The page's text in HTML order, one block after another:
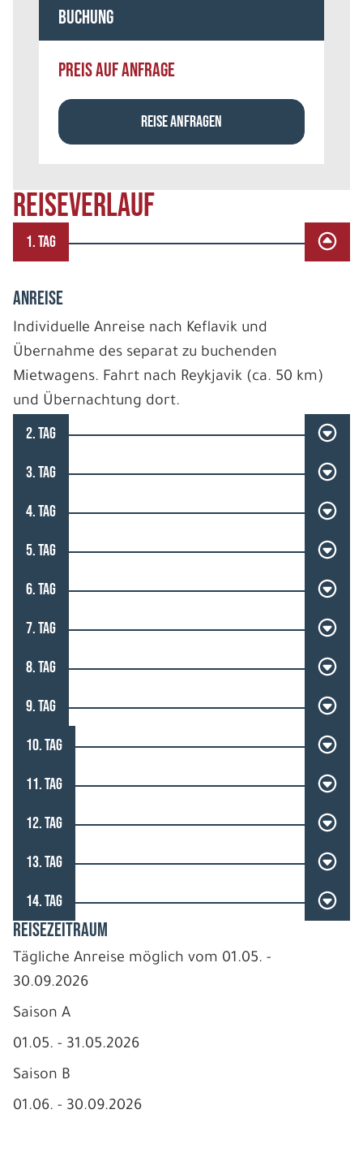
REISEVERLAUF
1. TAG
ANREISE
Individuelle Anreise nach Keflavik und
Übernahme des separat zu buchenden
Mietwagens. Fahrt nach Reykjavik (ca. 50 km)
und Übernachtung dort.
2. TAG
3. TAG
4. TAG
5. TAG
6. TAG
7. TAG
8. TAG
9. TAG
10. TAG
11. TAG
12. TAG
13. TAG
14. TAG
REISEZEITRAUM
Tägliche Anreise möglich vom 01.05. -
30.09.2026
Saison A
01.05. - 31.05.2026
Saison B
01.06. - 30.09.2026
Buchung
PREIS AUF ANFRAGE
REISE ANFRAGEN